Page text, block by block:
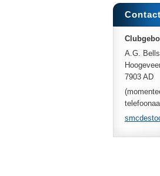
Contact
A.G.
7903 AD
smcdesto